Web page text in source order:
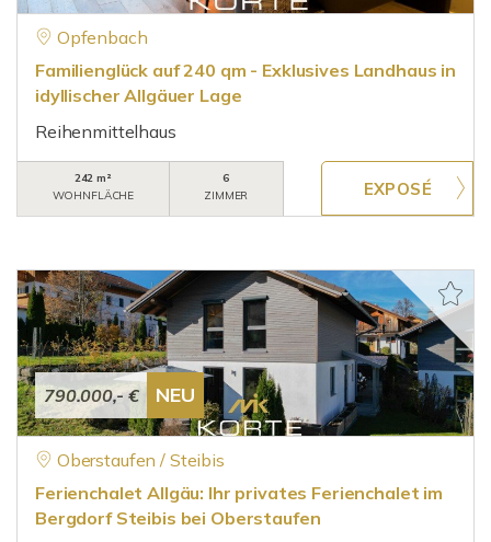
Opfenbach
Familienglück auf 240 qm - Exklusives Landhaus in
idyllischer Allgäuer Lage
Reihenmittelhaus
242 m²
WOHNFLÄCHE
6
ZIMMER
790.000,- € NEU
Oberstaufen / Steibis
Ferienchalet Allgäu: Ihr privates Ferienchalet im
Bergdorf Steibis bei Oberstaufen